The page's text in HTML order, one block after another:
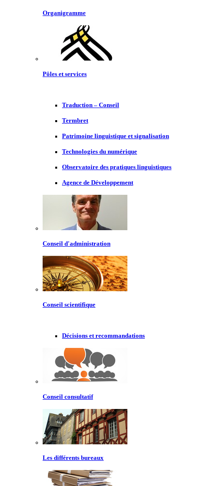
Organigramme
Pôles et services
Traduction – Conseil
Termbret
Patrimoine linguistique et signalisation
Technologies du numérique
Observatoire des pratiques linguistiques
Agence de Développement
Conseil d'administration
Conseil scientifique
Décisions et recommandations
Conseil consultatif
Les différents bureaux